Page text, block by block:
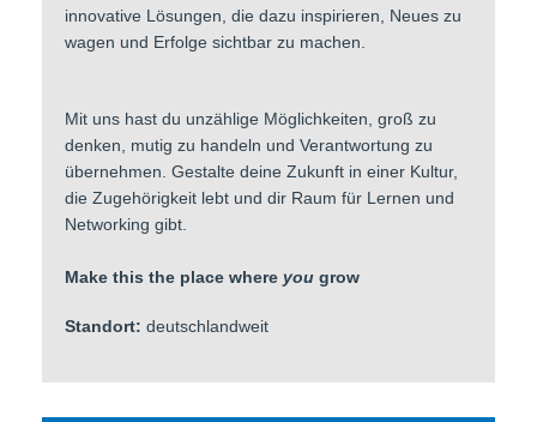
innovative Lösungen, die dazu inspirieren, Neues zu
wagen und Erfolge sichtbar zu machen.
Mit uns hast du unzählige Möglichkeiten, groß zu
denken, mutig zu handeln und Verantwortung zu
übernehmen. Gestalte deine Zukunft in einer Kultur,
die Zugehörigkeit lebt und dir Raum für Lernen und
Networking gibt.
Make this the place where yougrow
Standort: deutschlandweit